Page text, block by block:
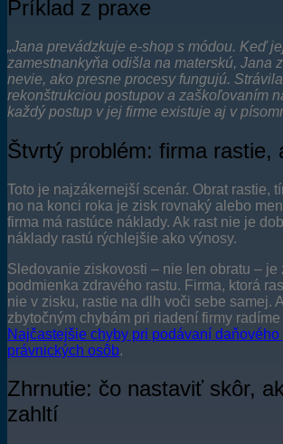
Príklad z praxe
„Jana prevádzkuje e-shop s módou. Keď
zamestnankyňa odišla na materskú, Jana
nevie, ako presne procesy fungujú.
rekonštrukciou postupov a zaškoľovaním
každý postup v jej firme existuje aj v
Štvrtý problém: firma rastie,
Toto je najzákernejší scenár. Obrat rastie,
no na konci roka je zisk rovnaký alebo
firma má rastúce náklady. Ak rast nie je
náklady rastú rýchlejšie ako výnosy.
Sledovanie ziskovosti – nie len obratu – je
podmienka zdravého rastu. Firma, ktorá
nie v zisku, rastie na dlh voči sebe samej.
zbytočným chybám pri riadení firmy
Najčastejšie chyby pri podávaní daňového
právnických osôb.
Zhrnutie: čo nastaviť skôr,
zahltí